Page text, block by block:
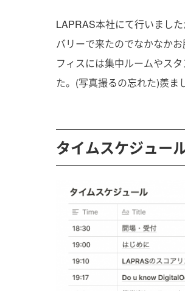
LAPRAS本社にて行いまし
バリーで来たのでなかなか
フィスには集中ルームやス
た。(写真撮るの忘れた)羨ま
タイムスケジュー